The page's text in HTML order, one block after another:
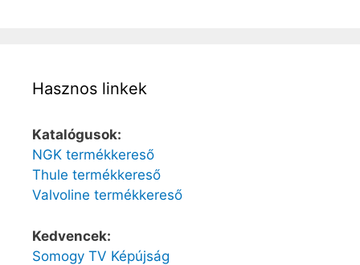
Hasznos linkek
Katalógusok:
NGK termékkereső
Thule termékkereső
Valvoline termékkereső
Kedvencek:
Somogy TV Képújság